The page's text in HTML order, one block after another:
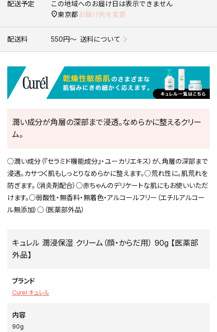
配送予定
この地域へのお届け日は表示できません
東京都 お届け先を変更
配送料 550円〜 送料について
潤い成分が角層の深部まで浸透。なめらかに整えるクリー
ム。
○潤い成分（『セラミド機能成分』・ユーカリエキス）が、角層の深部まで
浸透。カサつく肌もしっとりなめらかに整えます。○荒れ性に。肌荒れを
防ぎます。（消炎剤配合）○赤ちゃんのデリケートな肌にもお使いいただ
けます。○弱酸性・無香料・無着色・アルコールフリー（エチルアルコー
ル無添加）○（医薬部外品）
キュレル 潤浸保湿 クリーム（顔・からだ用） 90g 【医薬部
外品】
ブランド
Curel キュレル
内容
90g